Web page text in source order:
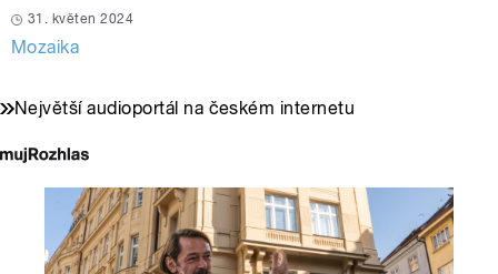
31. květen 2024
Mozaika
Největší audioportál na českém internetu